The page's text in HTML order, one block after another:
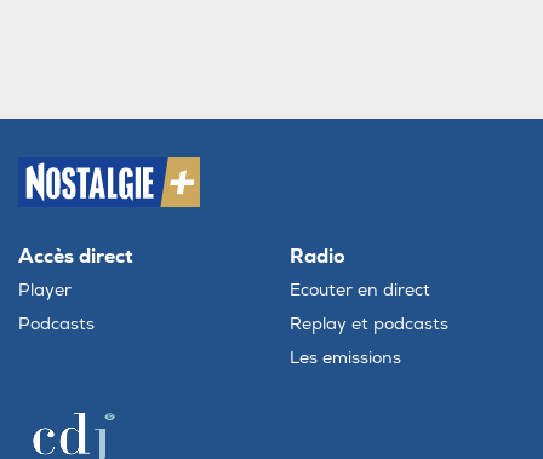
Accès direct
Player
Podcasts
Radio
Ecouter en direct
Replay et podcasts
Les emissions